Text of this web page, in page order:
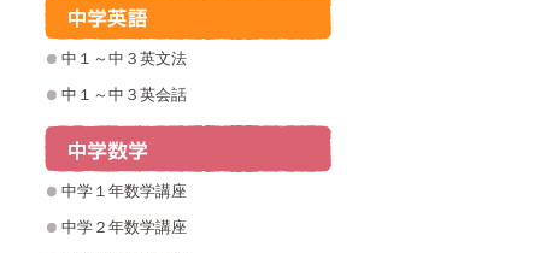
中１～中３英文法
中１～中３英会話
中学１年数学講座
中学２年数学講座